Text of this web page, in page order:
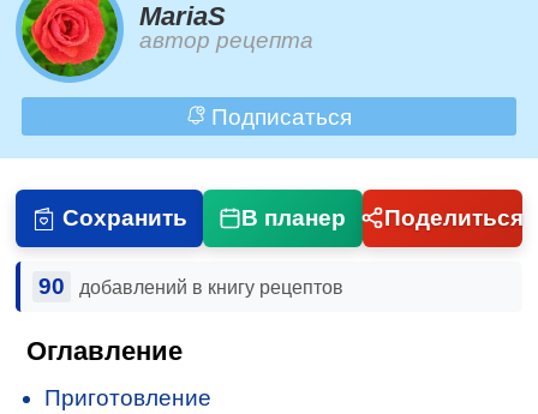
MariaS
автор рецепта
Подписаться
Сохранить В планер Поделиться
90 добавлений в книгу рецептов
Оглавление
Приготовление